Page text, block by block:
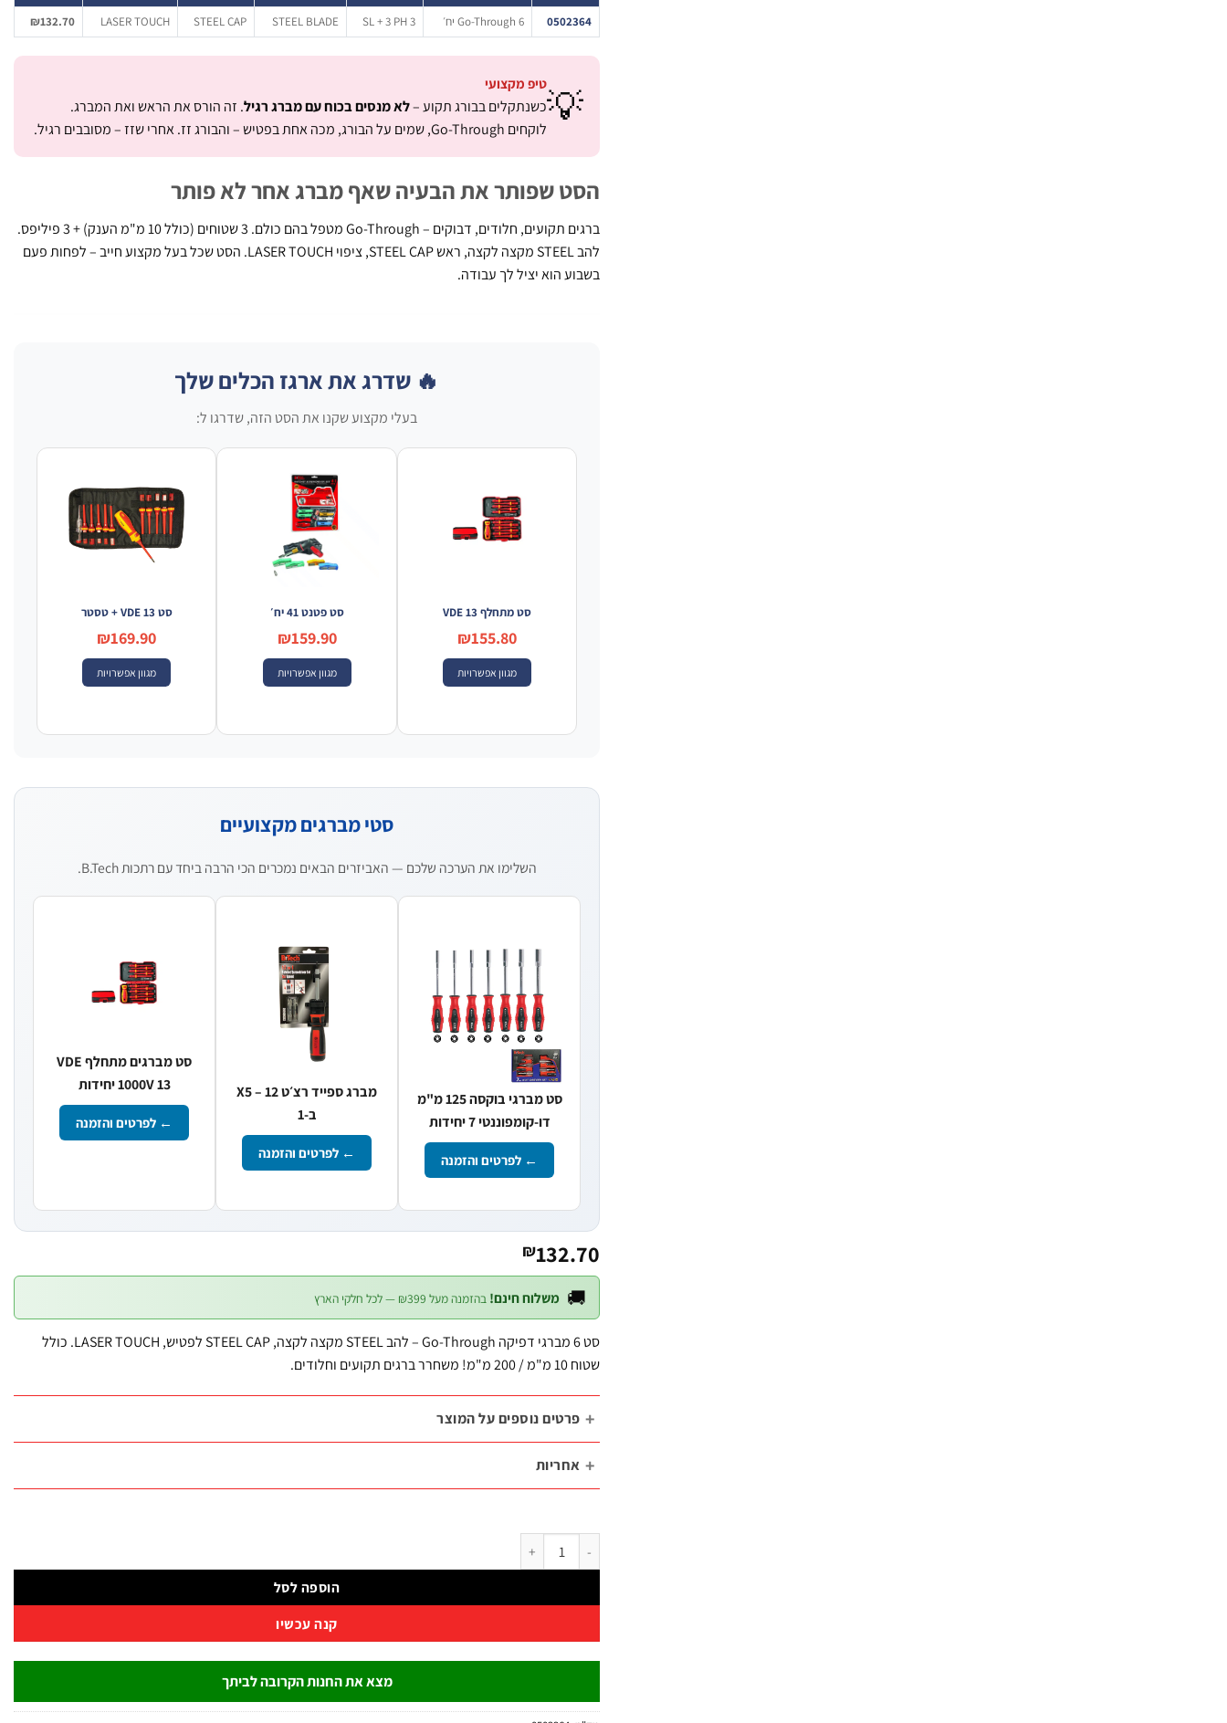
0502364
Go-Through 6 יח׳ 3 SL + 3 PH
STEEL BLADE
STEEL CAP
LASER TOUCH
₪132.70
💡טיפ מקצועי
כשנתקלים בבורג תקוע –לא מנסים בכוח עם מברג רגיל. זה הורס את הראש ואת המברג.
לוקחים Go-Through, שמים על הבורג, מכה אחת בפטיש – והבורג זז. אחרי שזז – מסובבים רגיל.
הסט שפותר את הבעיה שאף מברג אחר לא פותר
ברגים תקועים, חלודים, דבוקים – Go-Through מטפל בהם כולם. 3 שטוחים (כולל 10 מ"מ הענק) + 3 פיליפס.
להב STEEL מקצה לקצה, ראש STEEL CAP, ציפוי LASER TOUCH. הסט שכל בעל מקצוע חייב – לפחות פעם
בשבוע הוא יציל לך עבודה.
🔥 שדרג את ארגז הכלים שלך
בעלי מקצוע שקנו את הסט הזה, שדרגו ל:
סט מתחלף VDE 13
₪155.80
מגוון אפשרויות
סט פטנט 41 יח׳
₪159.90
מגוון אפשרויות
סט VDE 13 + טסטר
₪169.90
מגוון אפשרויות
סטי מברגים מקצועיים
השלימו את הערכה שלכם — האביזרים הבאים נמכרים הכי הרבה ביחד עם רתכות B.Tech.
סט מברגי בוקסה 125 מ"מ
דו-קומפוננטי 7 יחידות
← לפרטים והזמנה
מברג ספייד רצ׳ט X5 – 12
ב-1
← לפרטים והזמנה
סט מברגים מתחלף VDE
1000V 13 יחידות
← לפרטים והזמנה
₪132.70
🚚 משלוח חינם! בהזמנה מעל ₪399 — לכל חלקי הארץ
סט 6 מברגי דפיקה Go-Through – להב STEEL מקצה לקצה, STEEL CAP לפטיש, LASER TOUCH. כולל
שטוח 10 מ"מ / 200 מ"מ! משחרר ברגים תקועים וחלודים.
פרטים נוספים על המוצר
אחריות
כמות של סט מברגי דפיקה Go-Through 6 יחידות | B.Tech
הוספה לסל
קנה עכשיו
מצא את החנות הקרובה לביתך